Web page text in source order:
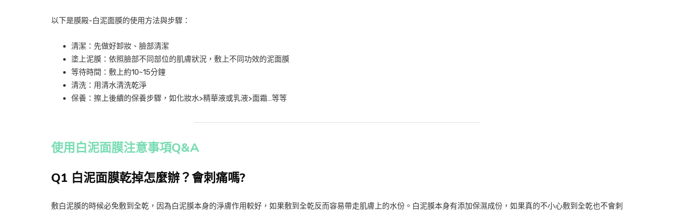
以下是膜殿-白泥面膜的使用方法與步驟：
清潔：先做好卸妝、臉部清潔
塗上泥膜：依照臉部不同部位的肌膚狀況，敷上不同功效的泥面膜
等待時間：敷上約10~15分鐘
清洗：用清水清洗乾淨
保養：擦上後續的保養步驟，如化妝水>精華液或乳液>面霜…等等
使用白泥面膜注意事項Q&A
Q1 白泥面膜乾掉怎麼辦？會刺痛嗎?
敷白泥膜的時候必免敷到全乾，因為白泥膜本身的淨膚作用較好，如果敷到全乾反而容易帶走肌膚上的水份。白泥膜本身有添加保濕成份，如果真的不小心敷到全乾也不會刺